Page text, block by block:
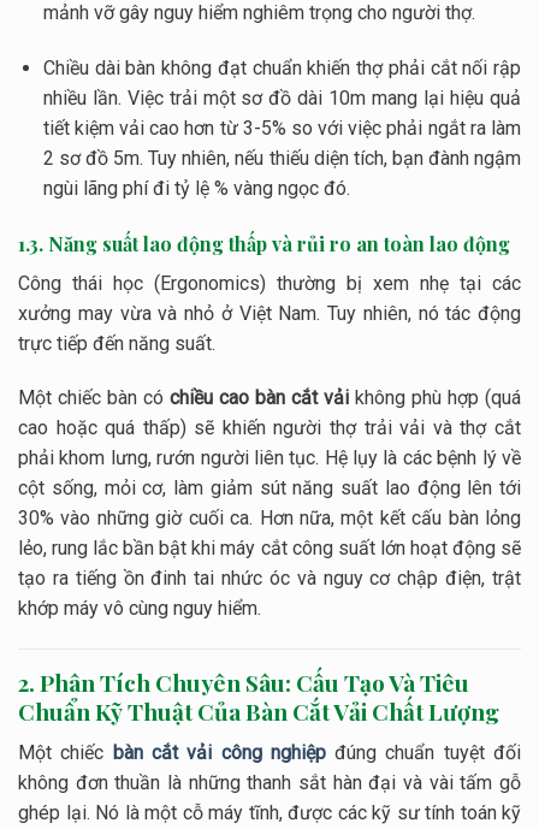
mảnh vỡ gây nguy hiểm nghiêm trọng cho người thợ.
Chiều dài bàn không đạt chuẩn khiến thợ phải cắt nối rập
nhiều lần. Việc trải một sơ đồ dài 10m mang lại hiệu quả
tiết kiệm vải cao hơn từ 3-5% so với việc phải ngắt ra làm
2 sơ đồ 5m. Tuy nhiên, nếu thiếu diện tích, bạn đành ngậm
ngùi lãng phí đi tỷ lệ % vàng ngọc đó.
1.3. Năng suất lao động thấp và rủi ro an toàn lao động
Công thái học (Ergonomics) thường bị xem nhẹ tại các
xưởng may vừa và nhỏ ở Việt Nam. Tuy nhiên, nó tác động
trực tiếp đến năng suất.
Một chiếc bàn có chiều cao bàn cắt vải không phù hợp (quá
cao hoặc quá thấp) sẽ khiến người thợ trải vải và thợ cắt
phải khom lưng, rướn người liên tục. Hệ lụy là các bệnh lý về
cột sống, mỏi cơ, làm giảm sút năng suất lao động lên tới
30% vào những giờ cuối ca. Hơn nữa, một kết cấu bàn lỏng
lẻo, rung lắc bần bật khi máy cắt công suất lớn hoạt động sẽ
tạo ra tiếng ồn đinh tai nhức óc và nguy cơ chập điện, trật
khớp máy vô cùng nguy hiểm.
2. Phân Tích Chuyên Sâu: Cấu Tạo Và Tiêu
Chuẩn Kỹ Thuật Của Bàn Cắt Vải Chất Lượng
Một chiếc bàn cắt vải công nghiệpđúng chuẩn tuyệt đối
không đơn thuần là những thanh sắt hàn đại và vài tấm gỗ
ghép lại. Nó là một cỗ máy tĩnh, được các kỹ sư tính toán kỹ